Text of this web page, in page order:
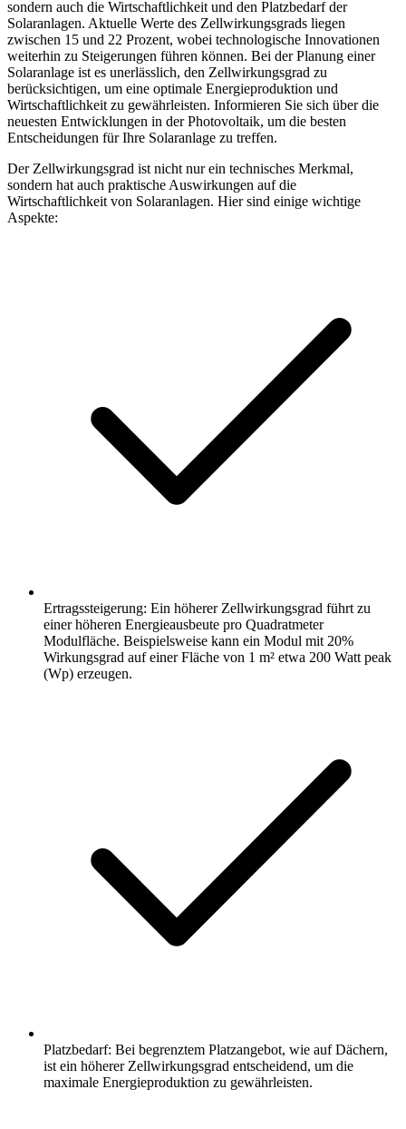
sondern auch die Wirtschaftlichkeit und den Platzbedarf der
Solaranlagen. Aktuelle Werte des Zellwirkungsgrads liegen
zwischen 15 und 22 Prozent, wobei technologische Innovationen
weiterhin zu Steigerungen führen können. Bei der Planung einer
Solaranlage ist es unerlässlich, den Zellwirkungsgrad zu
berücksichtigen, um eine optimale Energieproduktion und
Wirtschaftlichkeit zu gewährleisten. Informieren Sie sich über die
neuesten Entwicklungen in der Photovoltaik, um die besten
Entscheidungen für Ihre Solaranlage zu treffen.
Der Zellwirkungsgrad ist nicht nur ein technisches Merkmal,
sondern hat auch praktische Auswirkungen auf die
Wirtschaftlichkeit von Solaranlagen. Hier sind einige wichtige
Aspekte:
Ertragssteigerung: Ein höherer Zellwirkungsgrad führt zu
einer höheren Energieausbeute pro Quadratmeter
Modulfläche. Beispielsweise kann ein Modul mit 20%
Wirkungsgrad auf einer Fläche von 1 m² etwa 200 Watt peak
(Wp) erzeugen.
Platzbedarf: Bei begrenztem Platzangebot, wie auf Dächern,
ist ein höherer Zellwirkungsgrad entscheidend, um die
maximale Energieproduktion zu gewährleisten.